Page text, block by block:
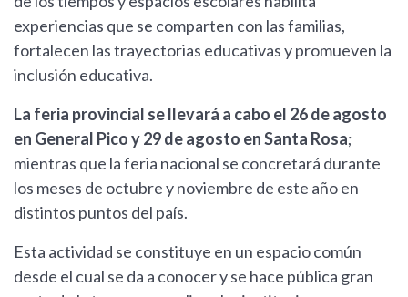
experiencias que se comparten con las familias,
fortalecen las trayectorias educativas y promueven la
inclusión educativa.
La feria provincial se llevará a cabo el 26 de agosto
en General Pico y 29 de agosto en Santa Rosa;
mientras que la feria nacional se concretará durante
los meses de octubre y noviembre de este año en
distintos puntos del país.
Esta actividad se constituye en un espacio común
desde el cual se da a conocer y se hace pública gran